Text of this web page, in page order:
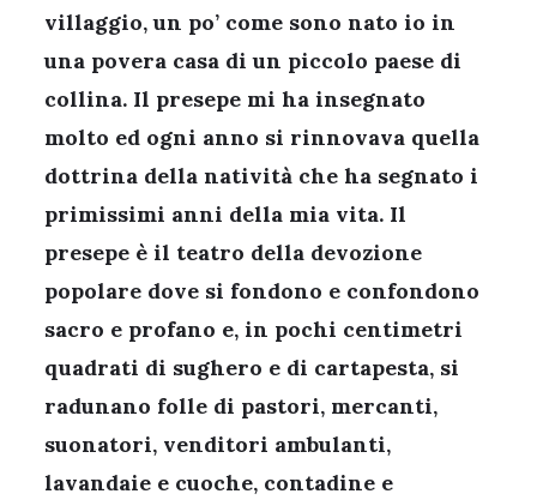
villaggio, un po’ come sono nato io in
una povera casa di un piccolo paese di
collina. Il presepe mi ha insegnato
molto ed ogni anno si rinnovava quella
dottrina della natività che ha segnato i
primissimi anni della mia vita. Il
presepe è il teatro della devozione
popolare dove si fondono e confondono
sacro e profano e, in pochi centimetri
quadrati di sughero e di cartapesta, si
radunano folle di pastori, mercanti,
suonatori, venditori ambulanti,
lavandaie e cuoche, contadine e